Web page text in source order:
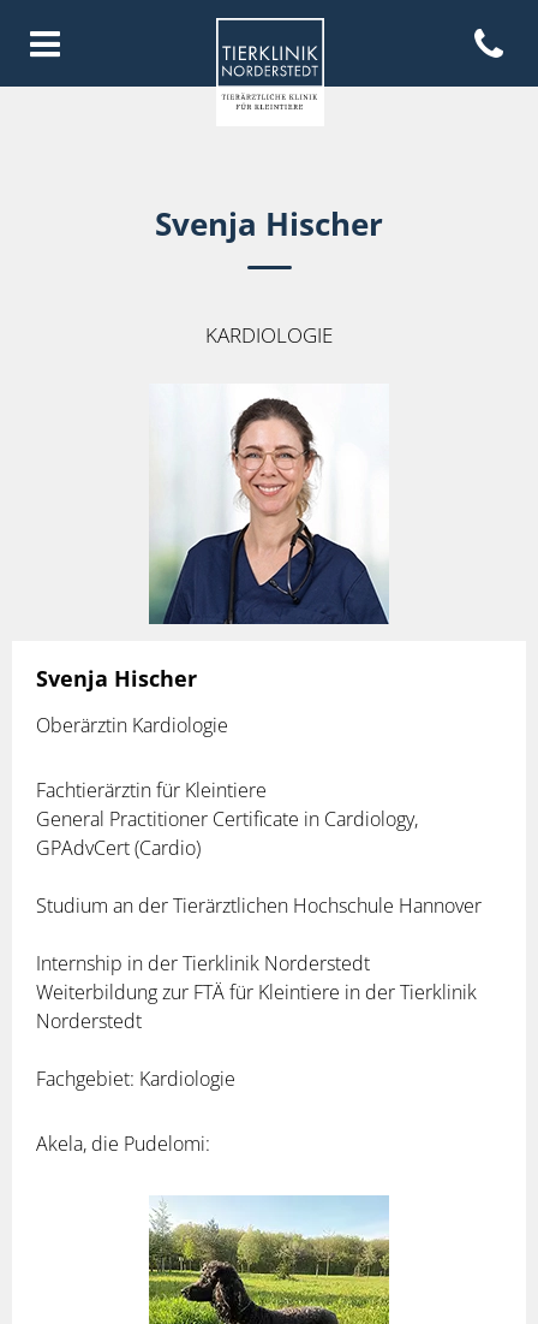
Homepage Tierklinik
Open
Svenja Hischer
KARDIOLOGIE
Svenja Hischer
Oberärztin Kardiologie
Fachtierärztin für Kleintiere
General Practitioner Certificate in Cardiology,
GPAdvCert (Cardio)
Studium an der Tierärztlichen Hochschule Hannover
Internship in der Tierklinik Norderstedt
Weiterbildung zur FTÄ für Kleintiere in der Tierklinik
Norderstedt
Fachgebiet: Kardiologie
Akela, die Pudelomi: